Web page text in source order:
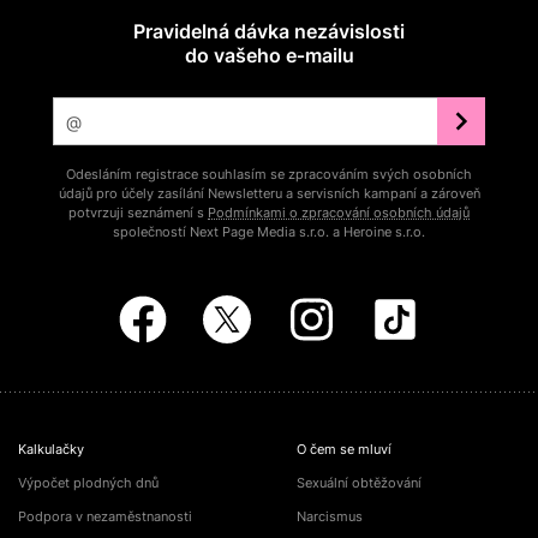
Pravidelná dávka nezávislosti
do vašeho e‑mailu
Odesláním registrace souhlasím se zpracováním svých osobních
údajů pro účely zasílání Newsletteru a servisních kampaní a zároveň
potvrzuji seznámení s Podmínkami o zpracování osobních údajů
společností Next Page Media s.r.o. a Heroine s.r.o.
Kalkulačky
Výpočet plodných dnů
Podpora v nezaměstnanosti
O čem se mluví
Sexuální obtěžování
Narcismus